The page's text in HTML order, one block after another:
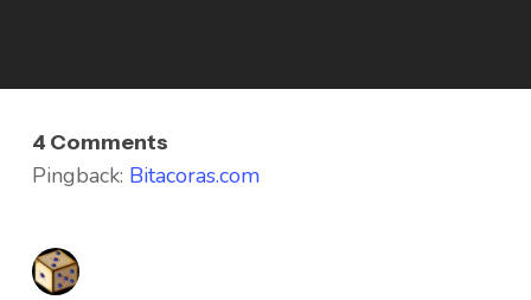
4 Comments
Pingback: Bitacoras.com